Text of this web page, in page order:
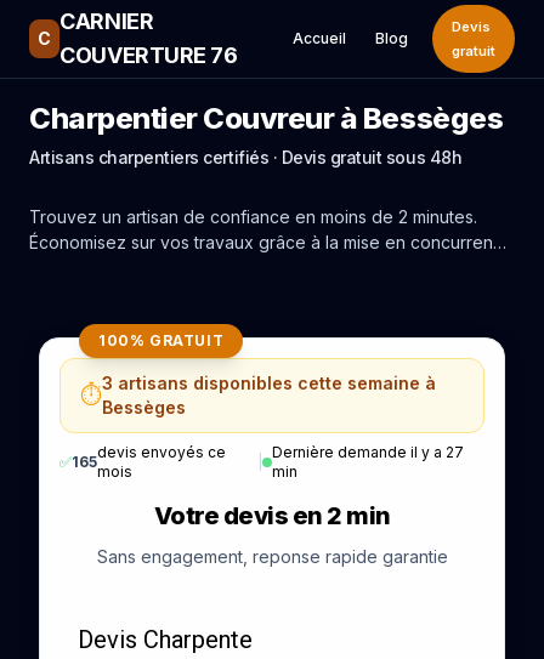
C
CARNIER
COUVERTURE 76
Accueil Blog
Devis
gratuit
Charpentier Couvreur à Bessèges
Artisans charpentiers certifiés · Devis gratuit sous 48h
Trouvez un artisan de confiance en moins de 2 minutes.
Économisez sur vos travaux grâce à la mise en concurrence
100% GRATUIT
⏱️3 artisans disponibles cette semaine à
Bessèges
✅165
devis envoyés ce
mois
Dernière demande il y a 27
min
Votre devis en 2 min
Sans engagement, reponse rapide garantie
Devis Charpente